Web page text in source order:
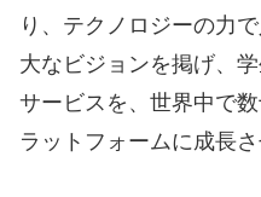
り、テクノロジーの力
大なビジョンを掲げ、
サービスを、世界中で
ラットフォームに成長さ